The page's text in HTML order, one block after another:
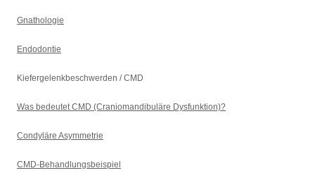
Gnathologie
Endodontie
Kiefergelenkbeschwerden / CMD
Was bedeutet CMD (Craniomandibuläre Dysfunktion)?
Condyläre Asymmetrie
CMD-Behandlungsbeispiel